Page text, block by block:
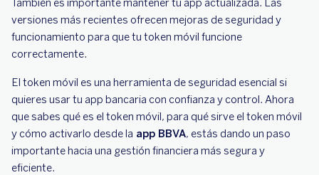
También es importante mantener tu app actualizada. Las
versiones más recientes ofrecen mejoras de seguridad y
funcionamiento para que tu token móvil funcione
correctamente.
El token móvil es una herramienta de seguridad esencial si
quieres usar tu app bancaria con confianza y control. Ahora
que sabes qué es el token móvil, para qué sirve el token móvil
y cómo activarlo desde la app BBVA, estás dando un paso
importante hacia una gestión financiera más segura y
eficiente.